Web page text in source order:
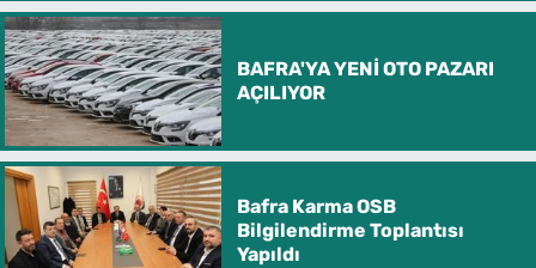
BAFRA'YA YENİ OTO PAZARI
AÇILIYOR
Bafra Karma OSB
Bilgilendirme Toplantısı
Yapıldı